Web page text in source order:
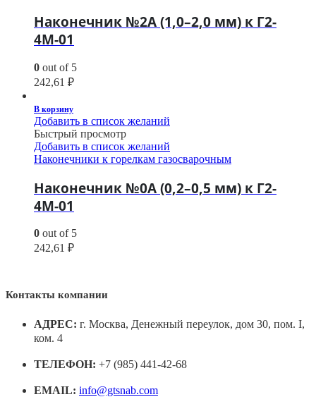
Наконечник №2А (1,0–2,0 мм) к Г2-
4М-01
0 out of 5
242,61 ₽
В корзину
Добавить в список желаний
Быстрый просмотр
Добавить в список желаний
Наконечники к горелкам газосварочным
Наконечник №0А (0,2–0,5 мм) к Г2-
4М-01
0 out of 5
242,61 ₽
Контакты компании
АДРЕС: г. Москва, Денежный переулок, дом 30, пом. I,
ком. 4
ТЕЛЕФОН: +7 (985) 441-42-68
EMAIL: info@gtsnab.com